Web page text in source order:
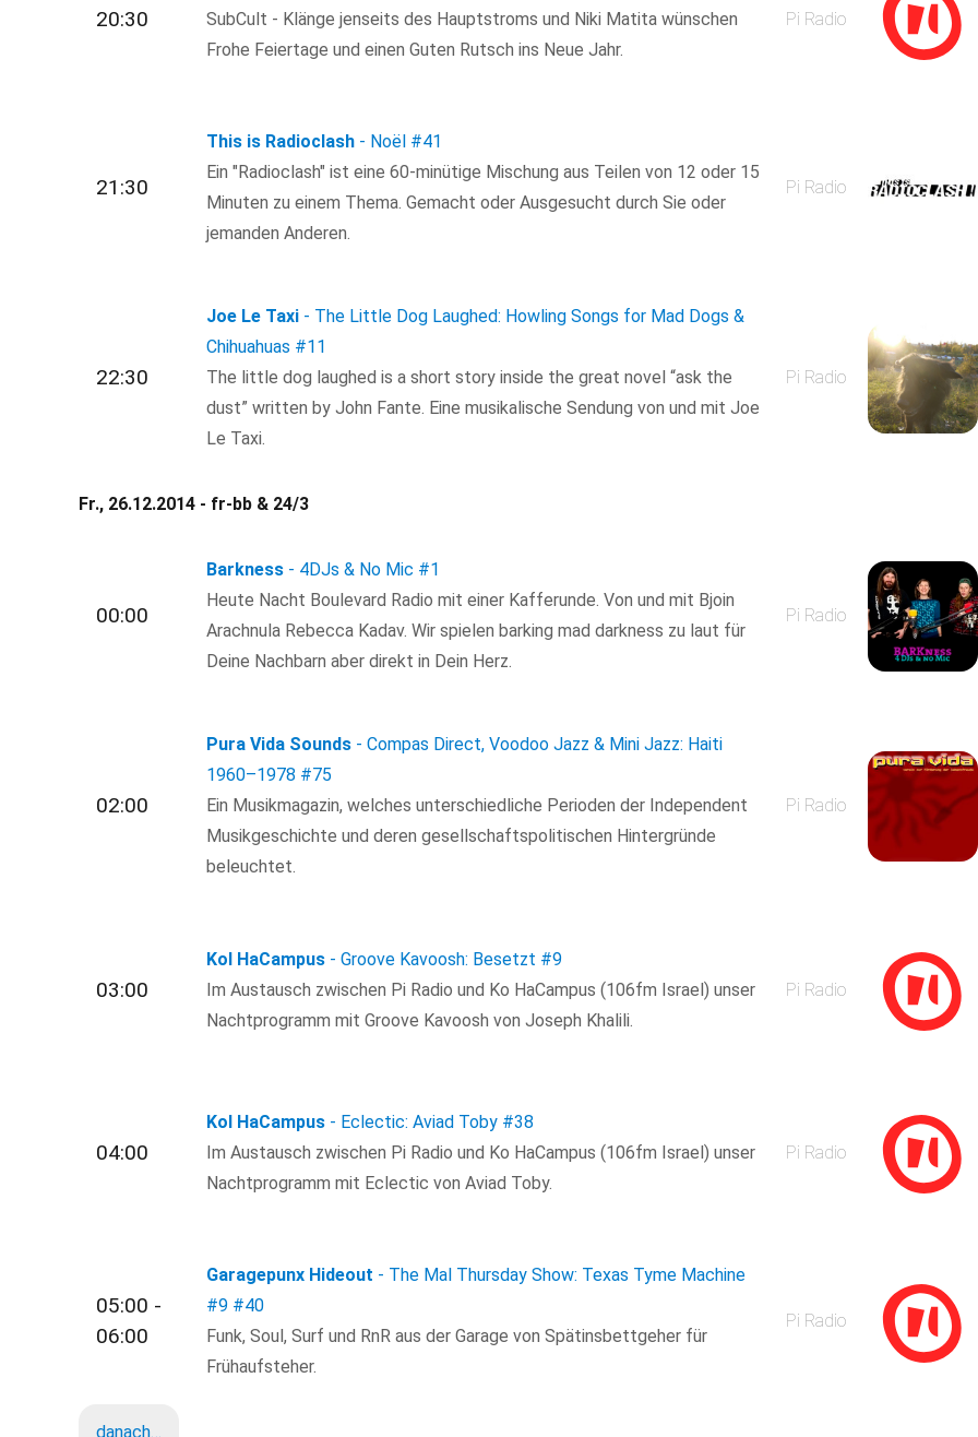
20:30
SubCult - Klänge jenseits des Hauptstroms und Niki Matita wünschen
Frohe Feiertage und einen Guten Rutsch ins Neue Jahr.
Pi Radio
21:30
This is Radioclash - Noël #41
Ein "Radioclash" ist eine 60-minütige Mischung aus Teilen von 12 oder 15
Minuten zu einem Thema. Gemacht oder Ausgesucht durch Sie oder
jemanden Anderen.
Pi Radio
22:30
Joe Le Taxi - The Little Dog Laughed: Howling Songs for Mad Dogs &
Chihuahuas #11
The little dog laughed is a short story inside the great novel “ask the
dust” written by John Fante. Eine musikalische Sendung von und mit Joe
Le Taxi.
Pi Radio
Fr., 26.12.2014 - fr-bb & 24/3
00:00
Barkness - 4DJs & No Mic #1
Heute Nacht Boulevard Radio mit einer Kafferunde. Von und mit Bjoin
Arachnula Rebecca Kadav. Wir spielen barking mad darkness zu laut für
Deine Nachbarn aber direkt in Dein Herz.
Pi Radio
02:00
Pura Vida Sounds - Compas Direct, Voodoo Jazz & Mini Jazz: Haiti
1960–1978 #75
Ein Musikmagazin, welches unterschiedliche Perioden der Independent
Musikgeschichte und deren gesellschaftspolitischen Hintergründe
beleuchtet.
Pi Radio
03:00
Kol HaCampus - Groove Kavoosh: Besetzt #9
Im Austausch zwischen Pi Radio und Ko HaCampus (106fm Israel) unser
Nachtprogramm mit Groove Kavoosh von Joseph Khalili.
Pi Radio
04:00
Kol HaCampus - Eclectic: Aviad Toby #38
Im Austausch zwischen Pi Radio und Ko HaCampus (106fm Israel) unser
Nachtprogramm mit Eclectic von Aviad Toby.
Pi Radio
05:00 -
06:00
Garagepunx Hideout - The Mal Thursday Show: Texas Tyme Machine
#9 #40
Funk, Soul, Surf und RnR aus der Garage von Spätinsbettgeher für
Frühaufsteher.
Pi Radio
danach…